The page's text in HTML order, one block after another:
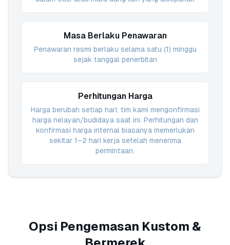
Masa Berlaku Penawaran
Penawaran resmi berlaku selama satu (1) minggu
sejak tanggal penerbitan
Perhitungan Harga
Harga berubah setiap hari; tim kami mengonfirmasi
harga nelayan/budidaya saat ini. Perhitungan dan
konfirmasi harga internal biasanya memerlukan
sekitar 1–2 hari kerja setelah menerima
permintaan.
Opsi Pengemasan Kustom &